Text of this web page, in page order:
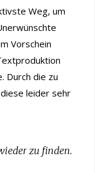
Weg, um
Vorschein
Durch die zu
leider sehr
zu finden.